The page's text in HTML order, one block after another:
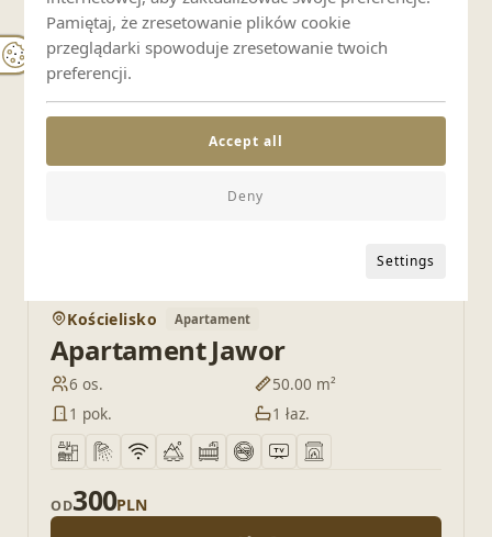
Apartament Szafran II
4 os.
50.00 m²
250
Kościelisko Apartament
Apartament Jawor
6 os.
50.00 m²
1 pok.
1 łaz.
OD300PLN
Pamiętaj, że zresetowanie plików cookie
przeglądarki spowoduje zresetowanie twoich
preferencji.
Settings
Deny
Accept all